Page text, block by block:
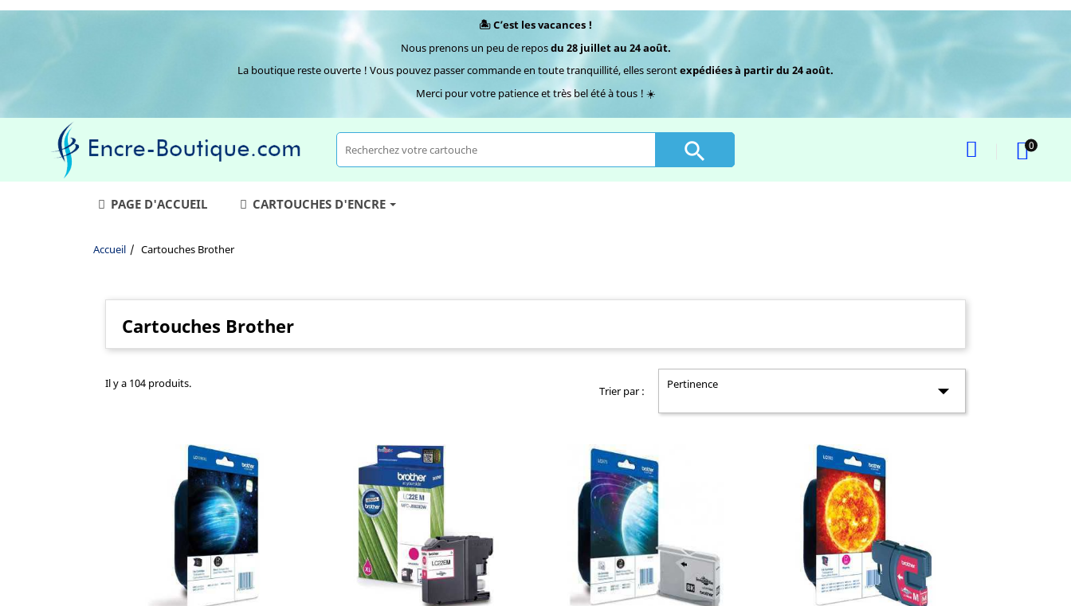
🏝️ C’est les vacances !
Nous prenons un peu de reposdu 28 juillet au 24 août.
La boutique reste ouverte ! Vous pouvez passer commande en toute tranquillité, elles serontexpédiées à partir du 24 août.
Merci pour votre patience et très bel été à tous ! ☀️
 0
PAGE D'ACCUEIL CARTOUCHES D'ENCRE
Accueil Cartouches Brother
Cartouches Brother
Il y a 104 produits.
Trier par : Pertinence 